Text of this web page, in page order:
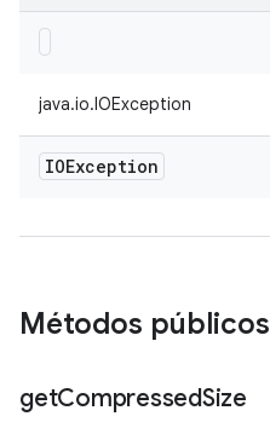
java.io.IOException
IOException
Métodos públicos
getCompressedSize